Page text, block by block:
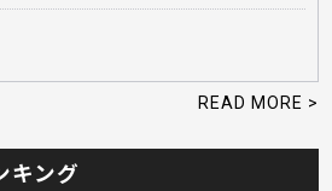
READ MORE >
キング